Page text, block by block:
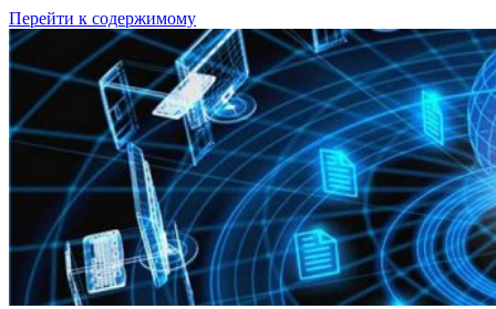
Перейти к содержимому